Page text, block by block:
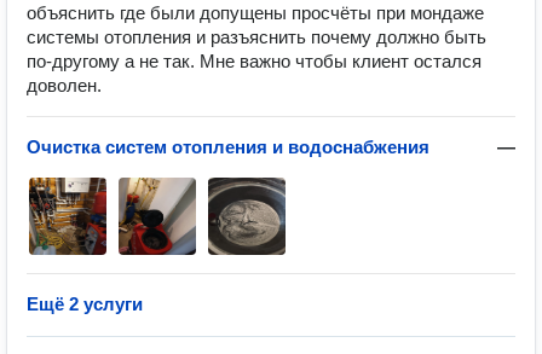
объяснить где были допущены просчëты при мондаже
системы отопления и разъяснить почему должно быть
по-другому а не так. Мне важно чтобы клиент остался
доволен.
Очистка систем отопления и водоснабжения —
Ещё 2 услуги